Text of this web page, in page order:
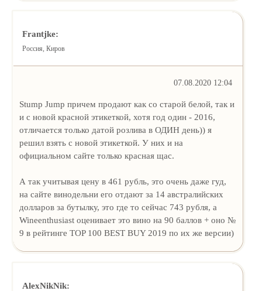
Frantjke:
Россия, Киров
07.08.2020 12:04
Stump Jump причем продают как со старой белой, так и
и с новой красной этикеткой, хотя год один - 2016,
отличается только датой розлива в ОДИН день)) я
решил взять с новой этикеткой. У них и на
официальном сайте только красная щас.
А так учитывая цену в 461 рубль, это очень даже гуд,
на сайте винодельни его отдают за 14 австралийских
долларов за бутылку, это где то сейчас 743 рубля, а
Wineenthusiast оценивает это вино на 90 баллов + оно №
9 в рейтинге TOP 100 BEST BUY 2019 по их же версии)
AlexNikNik: